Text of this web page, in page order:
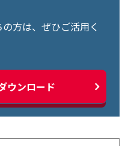
方は、ぜひご活用く
ウンロード